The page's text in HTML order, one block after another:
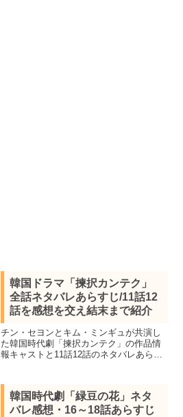
韓国ドラマ「揀択カンテク」
全話ネタバレあらすじ/11話12
話を感想を交え結末まで紹介
チン・セヨンとキム・ミンギュが共演し
た韓国時代劇「揀択カンテク」の作品情
報キャストと11話12話のネタバレあらす
を選ぶための行事）に参加した女性と初
恋の人を想い続ける王の愛を描いた作品
韓国時代劇「緑豆の花」ネタ
バレ感想・16～18話あらすじ